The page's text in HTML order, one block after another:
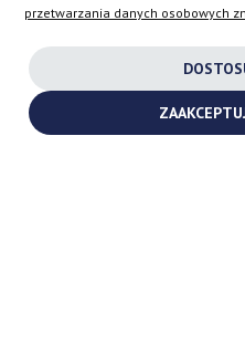
przetwarzania danych osobowych